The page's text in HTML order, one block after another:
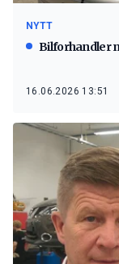
NYTT
Bilforhandler
16.06.2026 13:51